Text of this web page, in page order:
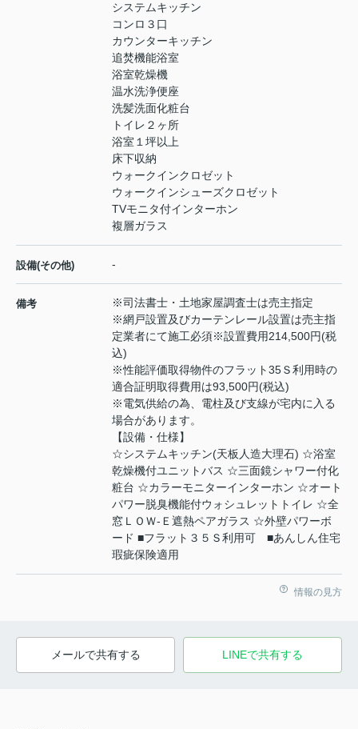
システムキッチン
コンロ３口
カウンターキッチン
追焚機能浴室
浴室乾燥機
温水洗浄便座
洗髪洗面化粧台
トイレ２ヶ所
浴室１坪以上
床下収納
ウォークインクロゼット
ウォークインシューズクロゼット
TVモニタ付インターホン
複層ガラス
設備(その他) -
備考
※司法書士・土地家屋調査士は売主指定
※網戸設置及びカーテンレール設置は売主指
定業者にて施工必須※設置費用214,500円(税
込)
※性能評価取得物件のフラット35Ｓ利用時の
適合証明取得費用は93,500円(税込)
※電気供給の為、電柱及び支線が宅内に入る
場合があります。
【設備・仕様】
☆システムキッチン(天板人造大理石) ☆浴室
乾燥機付ユニットバス ☆三面鏡シャワー付化
粧台 ☆カラーモニターインターホン ☆オート
パワー脱臭機能付ウォシュレットトイレ ☆全
窓ＬＯＷ-Ｅ遮熱ペアガラス ☆外壁パワーボ
ード ■フラット３５Ｓ利用可 ■あんしん住宅
瑕疵保険適用
情報の見方
メールで共有する LINEで共有する